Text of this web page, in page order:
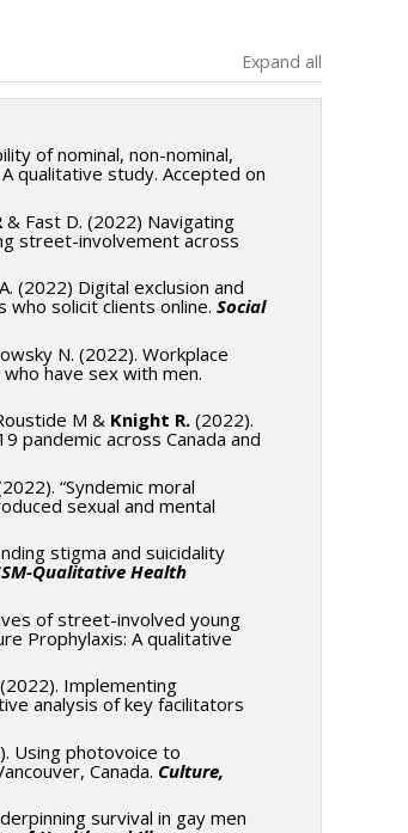
Expand all
of nominal, non-nominal,
qualitative study. Accepted on
& Fast D. (2022) Navigating
street-involvement across
(2022) Digital exclusion and
solicit clients online. Social
N. (2022). Workplace
have sex with men.
M & Knight R. (2022).
pandemic across Canada and
“Syndemic moral
sexual and mental
stigma and suicidality
Qualitative Health
of street-involved young
Prophylaxis: A qualitative
Implementing
analysis of key facilitators
Using photovoice to
Canada. Culture,
survival in gay men